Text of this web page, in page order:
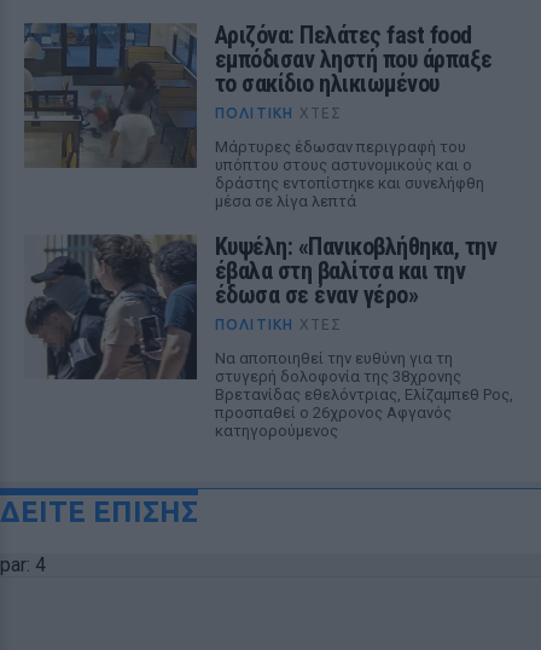
Αριζόνα: Πελάτες fast food
εμπόδισαν ληστή που άρπαξε
το σακίδιο ηλικιωμένου
ΠΟΛΙΤΙΚΉ ΧΤΕΣ
Μάρτυρες έδωσαν περιγραφή του
υπόπτου στους αστυνομικούς και ο
δράστης εντοπίστηκε και συνελήφθη
μέσα σε λίγα λεπτά
Κυψέλη: «Πανικοβλήθηκα, την
έβαλα στη βαλίτσα και την
έδωσα σε έναν γέρο»
ΠΟΛΙΤΙΚΉ ΧΤΕΣ
Να αποποιηθεί την ευθύνη για τη
στυγερή δολοφονία της 38χρονης
Βρετανίδας εθελόντριας, Ελίζαμπεθ Ρος,
προσπαθεί ο 26χρονος Αφγανός
κατηγορούμενος
ΔΕΙΤΕ ΕΠΙΣΗΣ
par: 4